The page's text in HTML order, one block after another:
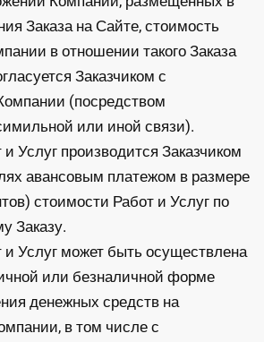
Заказа на Сайте, стоимость
в отношении такого Заказа
Заказчиком с
(посредством
или иной связи).
Услуг производится Заказчиком
авансовым платежом в размере
стоимости Работ и Услуг по
Заказу.
и Услуг может быть осуществлена
или безналичной форме
денежных средств на
в том числе с